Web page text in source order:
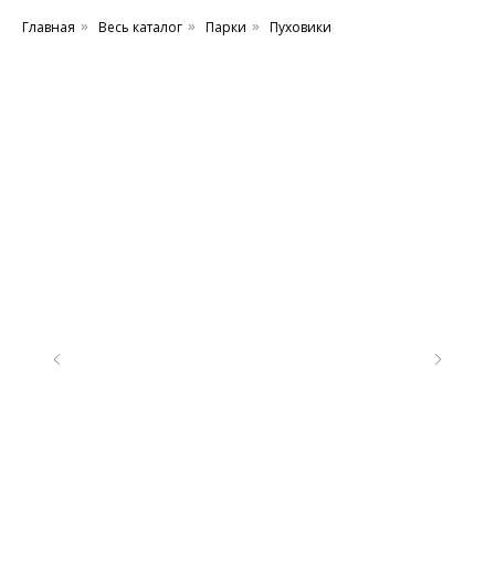
Главная » Весь каталог » Парки » Пуховики